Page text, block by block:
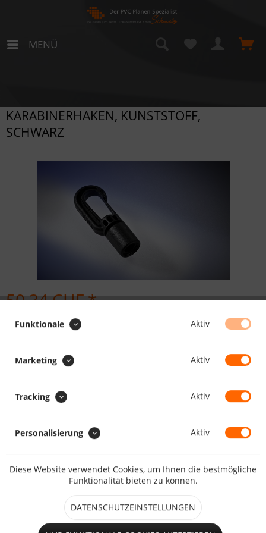
MENÜ
KARABINERHAKEN, KUNSTSTOFF,
SCHWARZ
50.34 CHF *
100 Stück (0.50 CHF * / 1 Stück)
zzgl. Versandkosten
Merken Bewerten
922076
Funktionale Aktiv
Marketing Aktiv
Tracking Aktiv
Personalisierung Aktiv
Diese Website verwendet Cookies, um Ihnen die bestmögliche
Funktionalität bieten zu können.
DATENSCHUTZEINSTELLUNGEN